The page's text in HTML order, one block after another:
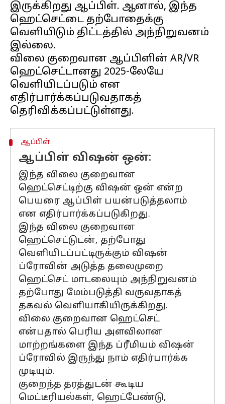
இருக்கிறது ஆப்பிள். ஆனால், இந்த
ஹெட்செட்டை தற்போதைக்கு
வெளியிடும் திட்டத்தில் அந்நிறுவனம்
இல்லை.
விலை குறைவான ஆப்பிளின் AR/VR
ஹெட்செட்டானது 2025-லேயே
வெளியிடப்படும் என
எதிர்பார்க்கப்படுவதாகத்
ஆப்பிள்
ஆப்பிள் விஷன் ஒன்:
இந்த விலை குறைவான
ஹெட்செட்டிற்கு விஷன் ஒன் என்ற
பெயரை ஆப்பிள் பயன்படுத்தலாம்
என எதிர்பார்க்கப்படுகிறது.
இந்த விலை குறைவான
ஹெட்செட்டுடன், தற்போது
வெளியிடப்பட்டிருக்கும் விஷன்
ப்ரோவின் அடுத்த தலைமுறை
ஹெட்செட் மாடலையும் அந்நிறுவனம்
தற்போது மேம்படுத்தி வருவதாகத்
தகவல் வெளியாகியிருக்கிறது.
விலை குறைவான ஹெட்செட்
என்பதால் பெரிய அளவிலான
மாற்றங்களை இந்த ப்ரீமியம் விஷன்
ப்ரோவில் இருந்து நாம் எதிர்பார்க்க
முடியும்.
குறைந்த தரத்துடன் கூடிய
மெட்டீரியல்கள், ஹெட்பேண்டு,